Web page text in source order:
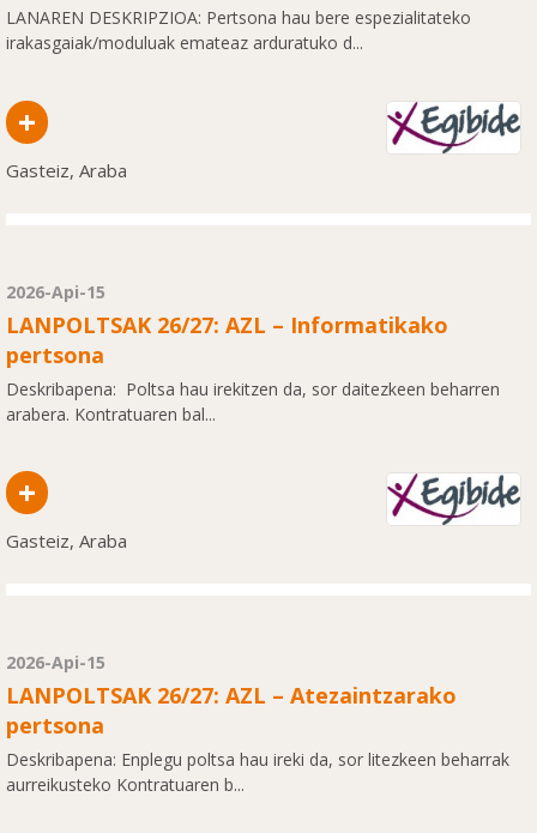
LANAREN DESKRIPZIOA: Pertsona hau bere espezialitateko
irakasgaiak/moduluak emateaz arduratuko d...
+
Gasteiz, Araba
2026-Api-15
LANPOLTSAK 26/27: AZL – Informatikako
pertsona
Deskribapena: Poltsa hau irekitzen da, sor daitezkeen beharren
arabera. Kontratuaren bal...
+
Gasteiz, Araba
2026-Api-15
LANPOLTSAK 26/27: AZL – Atezaintzarako
pertsona
Deskribapena: Enplegu poltsa hau ireki da, sor litezkeen beharrak
aurreikusteko Kontratuaren b...